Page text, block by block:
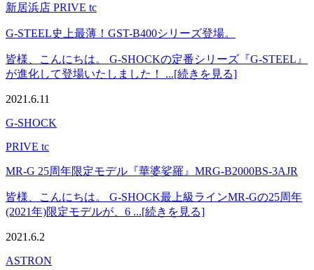
新居浜店 PRIVE tc
G-STEEL史上最薄！GST-B400シリーズ登場。
皆様、こんにちは。 G-SHOCKの定番シリーズ『G-STEEL』
が進化して登場いたしました！ ...[続きを見る]
2021.6.11
G-SHOCK
PRIVE tc
MR-G 25周年限定モデル『華婆娑羅』MRG-B2000BS-3AJR
皆様、こんにちは。 G-SHOCK最上級ラインMR-Gの25周年
(2021年)限定モデルが、6 ...[続きを見る]
2021.6.2
ASTRON